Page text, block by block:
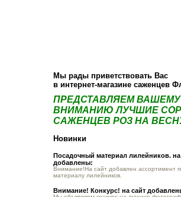
Мы рады приветствовать Вас
в интернет-магазине саженцев
ПРЕДСТАВЛЯЕМ ВАШЕМУ
ВНИМАНИЮ ЛУЧШИЕ
САЖЕНЦЕВ РОЗ НА
Новинки
Посадочный материал лилейников. на
добавлены:
Внимание!На сайт добавлен ассортимент
материалу лилейников.
Внимание! Конкурс! на сайт